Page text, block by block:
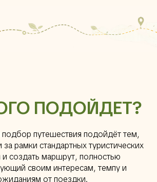
ПОДОЙДЕТ?
путешествия подойдёт тем,
за рамки стандартных туристических
создать маршрут, полностью
своим интересам, темпу и
от поездки.